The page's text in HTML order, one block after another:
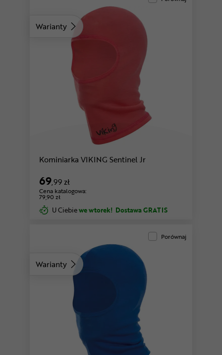
Warianty
Kominiarka VIKING Sentinel Jr
69,99 zł
Cena katalogowa:
79,90 zł
U Ciebiewe wtorek! Dostawa GRATIS
Warianty
Porównaj